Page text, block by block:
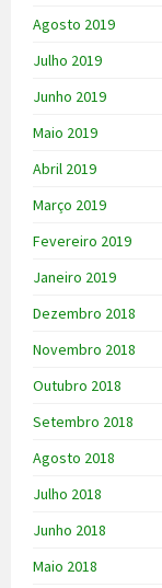
Agosto 2019
Julho 2019
Junho 2019
Maio 2019
Abril 2019
Março 2019
Fevereiro 2019
Janeiro 2019
Dezembro 2018
Novembro 2018
Outubro 2018
Setembro 2018
Agosto 2018
Julho 2018
Junho 2018
Maio 2018